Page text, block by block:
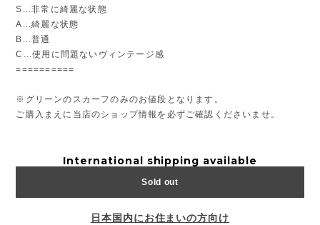
S...非常に綺麗な状態
A...綺麗な状態
B...普通
C...使用に問題ないヴィンテージ感
==========
※グリーンのスカーフのみのお値段となります。
ご購入まえに当店のショップ情報を必ずご確認くださいませ。
International shipping available
Sold out
日本国内にお住まいの方向け